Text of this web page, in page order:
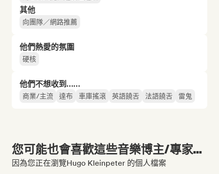
其他
向團隊／網路推薦
他們熱愛的氛圍
硬核
他們不想收到……
商業/主流 達布 車庫搖滾 英語饒舌 法語饒舌 雷鬼
您可能也會喜歡這些音樂博主/專家...
因為您正在瀏覽Hugo Kleinpeter 的個人檔案